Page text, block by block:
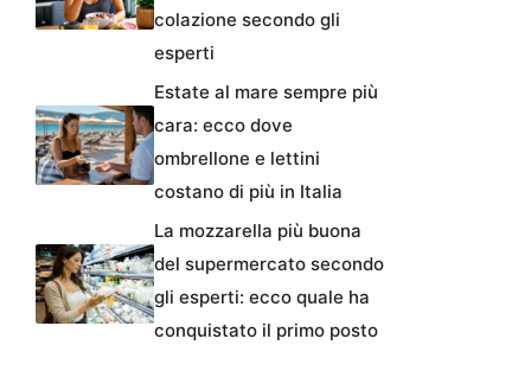
colazione secondo gli
esperti
Estate al mare sempre più
cara: ecco dove
ombrellone e lettini
costano di più in Italia
La mozzarella più buona
del supermercato secondo
gli esperti: ecco quale ha
conquistato il primo posto